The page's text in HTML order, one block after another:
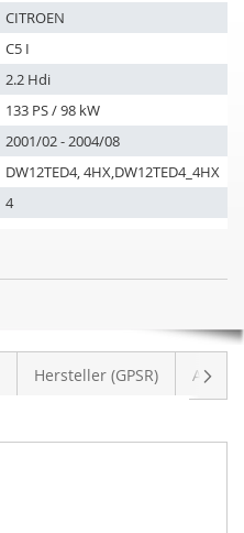
CITROEN
C5 I
2.2 Hdi
133 PS / 98 kW
2001/02 - 2004/08
DW12TED4, 4HX,DW12TED4_4HX
4
Hersteller (GPSR)